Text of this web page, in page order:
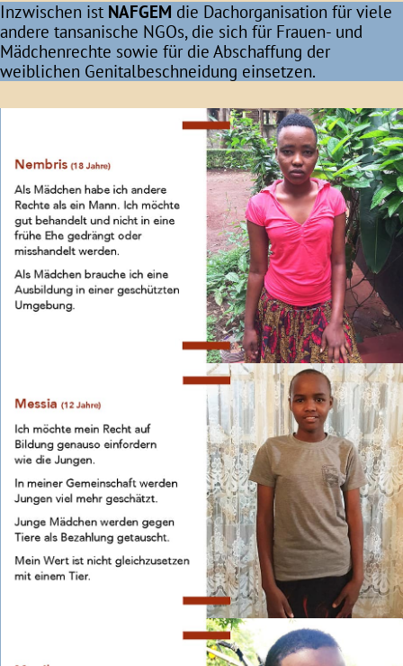
Inzwischen ist NAFGEM die Dachorganisation für viele
andere tansanische NGOs, die sich für Frauen- und
Mädchenrechte sowie für die Abschaffung der
weiblichen Genitalbeschneidung einsetzen.